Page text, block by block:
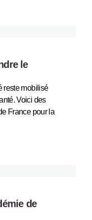
le
reste mobilisé
Voici des
France pour la
de